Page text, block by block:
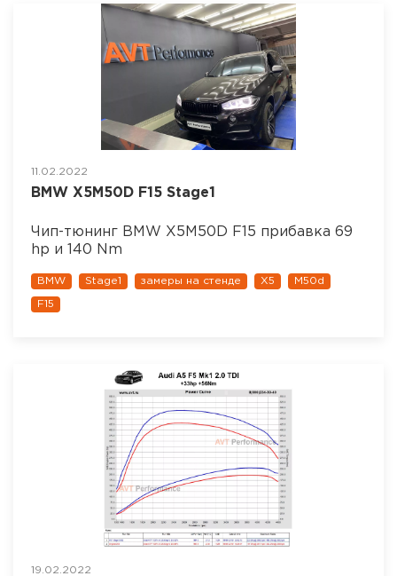
11.02.2022
BMW X5M50D F15 Stage1
Чип-тюнинг BMW X5M50D F15 прибавка 69
hp и 140 Nm
BMW Stage1 замеры на стенде X5 M50d
F15
19.02.2022